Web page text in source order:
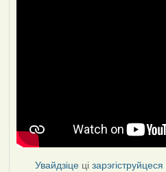
Увайдзіце цізарэгіструйцеся